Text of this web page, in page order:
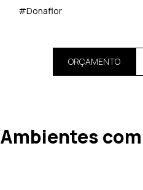
#Donaflor
ORÇAMENTO
Ambientes